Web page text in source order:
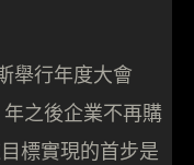
舉行年度大會
之後企業不再購
標實現的首步是